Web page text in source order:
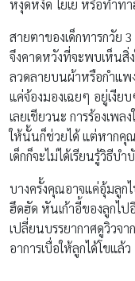
หงุดหงิด โยเย หรือทำท่
สายตาของเด็กทารกวัย
จึงคาดหวังที่จะพบเห็นสิ่
ลวดลายบนผ้าหรือกำแ
แค่จ้องมองเฉยๆ อยู่เงี
เลยเชียวนะ การร้องเพล
ให้นั้นก็ช่วยได้ แต่หากคุ
เด็กก็จะไม่ได้เรียนรู้วิธีบ
บางครั้งคุณอาจแค่อุ้มลูก
ฮึดฮัด หันเก้าอี้ของลูกไ
เปลี่ยนบรรยากาศดูวิวจ
อาการเบื่อให้ลูกได้โขแล้ว